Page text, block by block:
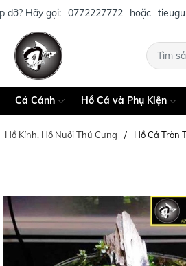
đỡ? Hãy gọi: 0772227772 hoặc
Cá Cảnh Hồ Cá và Phụ Kiện
Hồ Kính, Hồ Nuôi Thú Cưng Hồ Cá Tròn